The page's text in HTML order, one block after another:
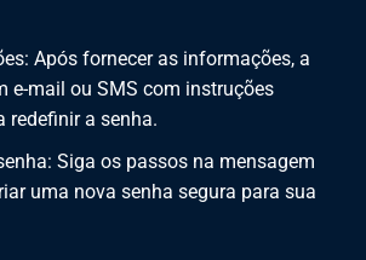
Após fornecer as informações, a
e-mail ou SMS com instruções
redefinir a senha.
Siga os passos na mensagem
uma nova senha segura para sua